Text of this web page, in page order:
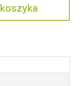
koszyka